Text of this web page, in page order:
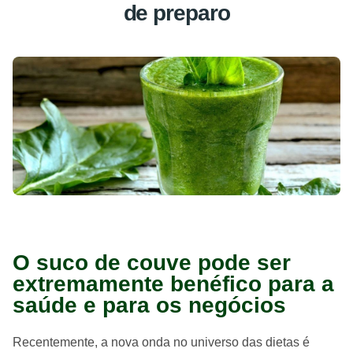
de preparo
O suco de couve pode ser
extremamente benéfico para a
saúde e para os negócios
Recentemente, a nova onda no universo das dietas é